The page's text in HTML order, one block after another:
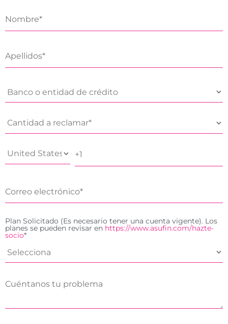
Plan Solicitado (Es necesario tener una cuenta vigente). Los
planes se pueden revisar en https://www.asufin.com/hazte-
socio*